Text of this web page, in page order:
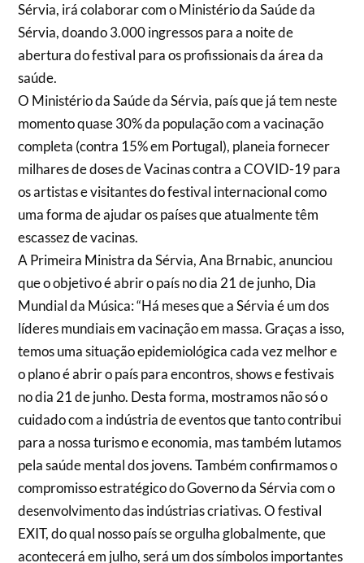
Sérvia, irá colaborar com o Ministério da Saúde da
Sérvia, doando 3.000 ingressos para a noite de
abertura do festival para os profissionais da área da
saúde.
O Ministério da Saúde da Sérvia, país que já tem neste
momento quase 30% da população com a vacinação
completa (contra 15% em Portugal), planeia fornecer
milhares de doses de Vacinas contra a COVID-19 para
os artistas e visitantes do festival internacional como
uma forma de ajudar os países que atualmente têm
escassez de vacinas.
A Primeira Ministra da Sérvia, Ana Brnabic, anunciou
que o objetivo é abrir o país no dia 21 de junho, Dia
Mundial da Música: “Há meses que a Sérvia é um dos
líderes mundiais em vacinação em massa. Graças a isso,
temos uma situação epidemiológica cada vez melhor e
o plano é abrir o país para encontros, shows e festivais
no dia 21 de junho. Desta forma, mostramos não só o
cuidado com a indústria de eventos que tanto contribui
para a nossa turismo e economia, mas também lutamos
pela saúde mental dos jovens. Também confirmamos o
compromisso estratégico do Governo da Sérvia com o
desenvolvimento das indústrias criativas. O festival
EXIT, do qual nosso país se orgulha globalmente, que
acontecerá em julho, será um dos símbolos importantes